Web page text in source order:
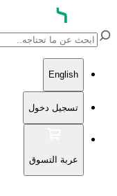
English
تسجيل دخول
عربة التسوق